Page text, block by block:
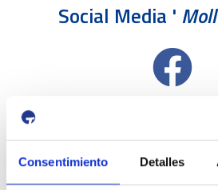
Consentimiento Detalles
Social Media '